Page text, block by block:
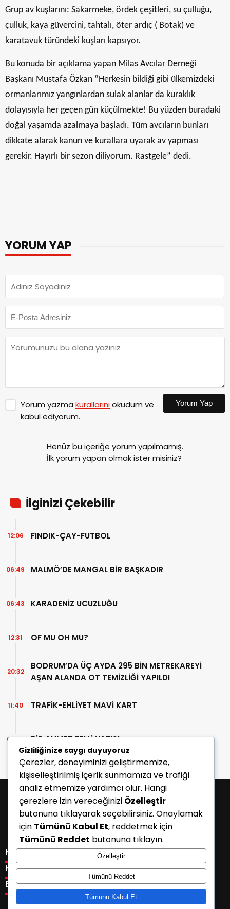
Grup av kuşlarını: Sakarmeke, ördek çeşitleri, su çulluğu,
çulluk, kaya güvercini, tahtalı, öter ardıç ( Botak) ve
karatavuk türündeki kuşları kapsıyor.
Bu konuda bir açıklama yapan Milas Avcılar Derneği
Başkanı Mustafa Özkan “Herkesin bildiği gibi ülkemizdeki
ormanlarımız yangınlardan sulak alanlar da kuraklık
dolayısıyla her geçen gün küçülmekte! Bu yüzden buradaki
doğal yaşamda azalmaya başladı. Tüm avcıların bunları
dikkate alarak kanun ve kurallara uyarak av yapması
gerekir. Hayırlı bir sezon diliyorum. Rastgele” dedi.
YORUM YAP
Yorum yazma kurallarınıokudum ve
kabul ediyorum.
Yorum Yap
Henüz bu içeriğe yorum yapılmamış.
İlk yorum yapan olmak ister misiniz?
İlginizi Çekebilir
FINDIK-ÇAY-FUTBOL
12:06
MALMÖ’DE MANGAL BİR BAŞKADIR
06:49
KARADENİZ UCUZLUĞU
06:43
OF MU OH MU?
12:31
BODRUM’DA ÜÇ AYDA 295 BİN METREKAREYİ
AŞAN ALANDA OT TEMİZLİĞİ YAPILDI
20:32
TRAFİK-EHLİYET MAVİ KART
11:40
BİR AHMET TELLİ YAZISI
07:30
KATEGORİLER
Menü seçimi yapın. WP-ADMIN → Görünüm → Menüler
sayfasından menü eşleştirmesi yapınız.
KISAYOLLAR
Menü seçimi yapın. WP-ADMIN → Görünüm → Menüler
sayfasından menü eşleştirmesi yapınız.
E-BÜLTEN
Gizliliğinize saygı duyuyoruz
Çerezler, deneyiminizi geliştirmemize,
kişiselleştirilmiş içerik sunmamıza ve trafiği
analiz etmemize yardımcı olur. Hangi
çerezlere izin vereceğinizi Özelleştir
butonuna tıklayarak seçebilirsiniz. Onaylamak
için Tümünü Kabul Et, reddetmek için
Tümünü Reddet butonuna tıklayın.
Özelleştir
Tümünü Reddet
Tümünü Kabul Et